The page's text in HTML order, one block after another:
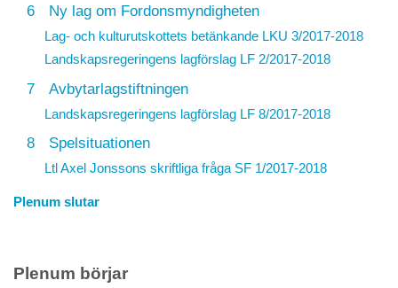
6 Ny lag om Fordonsmyndigheten
Lag- och kulturutskottets betänkande LKU 3/2017-2018
Landskapsregeringens lagförslag LF 2/2017-2018
7 Avbytarlagstiftningen
Landskapsregeringens lagförslag LF 8/2017-2018
8 Spelsituationen
Ltl Axel Jonssons skriftliga fråga SF 1/2017-2018
Plenum slutar
Plenum börjar